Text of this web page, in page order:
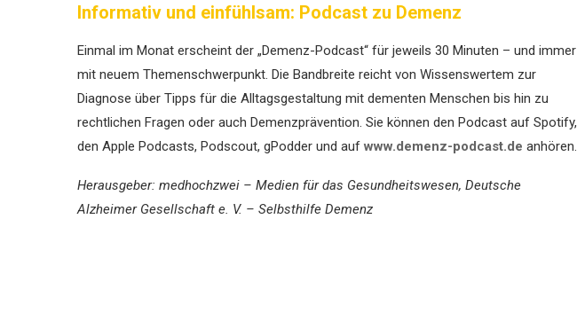
Informativ und einfühlsam: Podcast zu Demenz
Einmal im Monat erscheint der „Demenz-Podcast“ für jeweils 30 Minuten – und immer
mit neuem Themenschwerpunkt. Die Bandbreite reicht von Wissenswertem zur
Diagnose über Tipps für die Alltagsgestaltung mit dementen Menschen bis hin zu
rechtlichen Fragen oder auch Demenzprävention. Sie können den Podcast auf Spotify,
den Apple Podcasts, Podscout, gPodder und auf www.demenz-podcast.de anhören.
Herausgeber: medhochzwei – Medien für das Gesundheitswesen, Deutsche
Alzheimer Gesellschaft e. V. – Selbsthilfe Demenz